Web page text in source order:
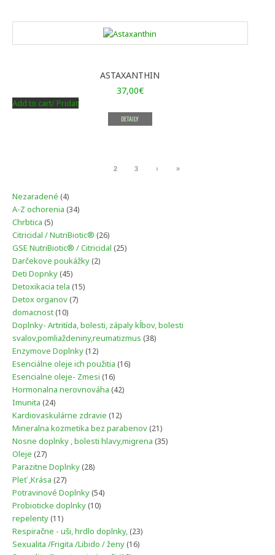
ASTAXANTHIN
37,00€
Add to cart/ Pridať
DETAILY
2 3 › »
Nezaradené 44
produkty
A-Z ochorenia 3434
Chrbtica 55
produktov
Citricidal / NutriBiotic® 2626
produktov
GSE NutriBiotic® / Citricidal 2525
Darčekove poukážky 22
Deti Dopnky 4545
produktov
Detoxikacia tela 1515
Detox organov 77
domacnost 1010
produktov
Doplnky- Artritída, bolesti, zápaly kĺbov, bolesti
svalov,pomliaždeniny,reumatizmus 3838
Enzymove Doplnky 1212
produktov
Esenciálne oleje ich použitia 1616
Esencialne oleje- Zmesi 1616
produktov
Hormonalna nerovnováha 4242
Imunita 2424
produktov
Kardiovaskulárne zdravie 1212
produktov
Mineralna kozmetika bez parabenov 2121
produktov
Nosne doplnky , bolesti hlavy,migrena 3535
Oleje 2727
produktov
Parazitne Doplnky 2828
Pleť ,Krása 2727
produktov
Potravinové Doplnky 5454
Probioticke doplnky 1010
repelenty 1111
produktov
Respiračne - uši, hrdlo doplnky, 2323
Sexualita /Frigita /Libido / ženy 1616